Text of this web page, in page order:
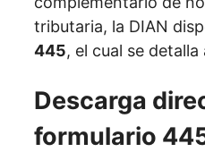
tributaria, la DIAN
445, el cual se
Descarga
formulario